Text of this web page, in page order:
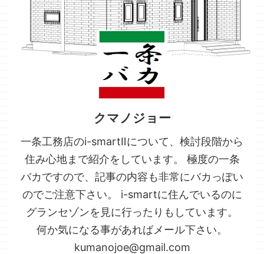
クマノジョー
一条工務店のi-smartⅡについて、検討段階から
住み心地まで紹介をしています。 極度の一条
バカですので、記事の内容も非常にバカっぽい
のでご注意下さい。 i-smartに住んでいるのに
グランセゾンを見に行ったりもしています。
何か気になる事があればメール下さい。
kumanojoe@gmail.com